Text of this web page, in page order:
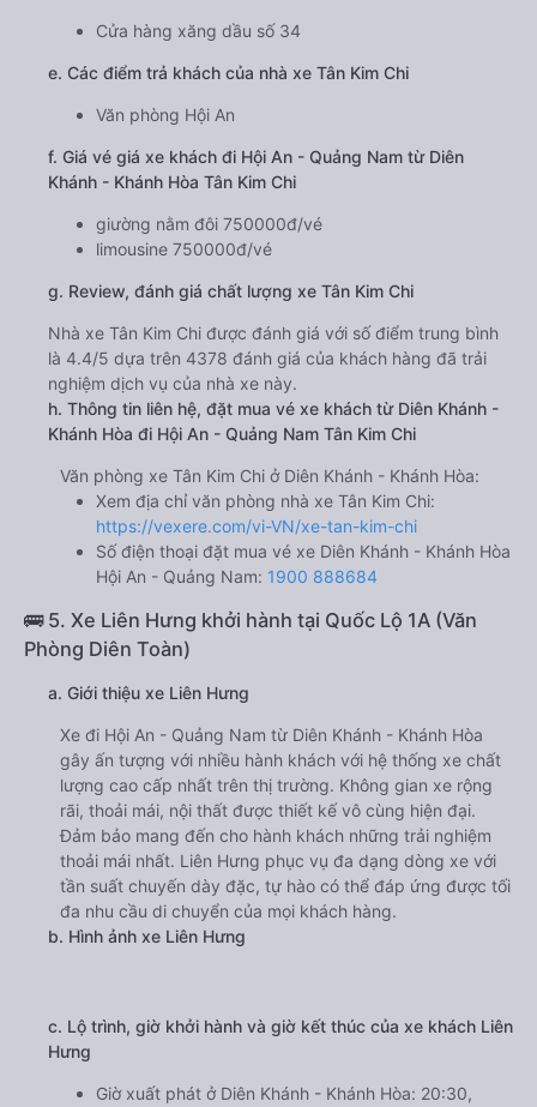
Cửa hàng xăng dầu số 34
e. Các điểm trả khách của nhà xe Tân Kim Chi
Văn phòng Hội An
f. Giá vé giá xe khách đi Hội An - Quảng Nam từ Diên
Khánh - Khánh Hòa Tân Kim Chi
giường nằm đôi 750000đ/vé
limousine 750000đ/vé
g. Review, đánh giá chất lượng xe Tân Kim Chi
Nhà xe Tân Kim Chi được đánh giá với số điểm trung bình
là 4.4/5 dựa trên 4378 đánh giá của khách hàng đã trải
nghiệm dịch vụ của nhà xe này.
h. Thông tin liên hệ, đặt mua vé xe khách từ Diên Khánh -
Khánh Hòa đi Hội An - Quảng Nam Tân Kim Chi
Văn phòng xe Tân Kim Chi ở Diên Khánh - Khánh Hòa:
Xem địa chỉ văn phòng nhà xe Tân Kim Chi:
https://vexere.com/vi-VN/xe-tan-kim-chi
Số điện thoại đặt mua vé xe Diên Khánh - Khánh Hòa
Hội An - Quảng Nam: 1900 888684
🚌 5. Xe Liên Hưng khởi hành tại Quốc Lộ 1A (Văn
Phòng Diên Toàn)
a. Giới thiệu xe Liên Hưng
Xe đi Hội An - Quảng Nam từ Diên Khánh - Khánh Hòa
gây ấn tượng với nhiều hành khách với hệ thống xe chất
lượng cao cấp nhất trên thị trường. Không gian xe rộng
rãi, thoải mái, nội thất được thiết kế vô cùng hiện đại.
Đảm bảo mang đến cho hành khách những trải nghiệm
thoải mái nhất. Liên Hưng phục vụ đa dạng dòng xe với
tần suất chuyến dày đặc, tự hào có thể đáp ứng được tối
đa nhu cầu di chuyển của mọi khách hàng.
b. Hình ảnh xe Liên Hưng
c. Lộ trình, giờ khởi hành và giờ kết thúc của xe khách Liên
Hưng
Giờ xuất phát ở Diên Khánh - Khánh Hòa: 20:30,